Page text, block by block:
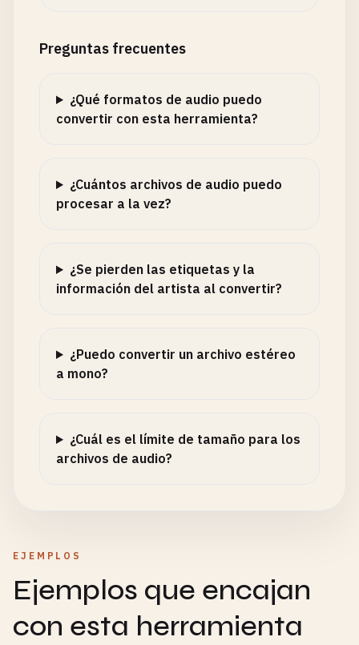
Preguntas frecuentes
¿Qué formatos de audio puedo
convertir con esta herramienta?
¿Cuántos archivos de audio puedo
procesar a la vez?
¿Se pierden las etiquetas y la
información del artista al convertir?
¿Puedo convertir un archivo estéreo
a mono?
¿Cuál es el límite de tamaño para los
archivos de audio?
EJEMPLOS
Ejemplos que encajan
con esta herramienta